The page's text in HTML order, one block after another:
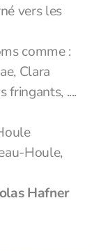
vers les
comme :
Clara
fringants, ....
Houle,
Hafner